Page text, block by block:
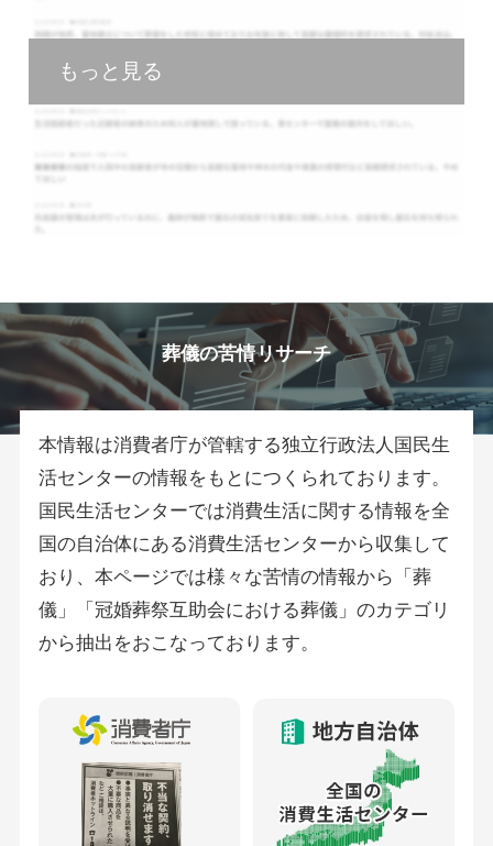
もっと見る
葬儀の苦情リサーチ
本情報は消費者庁が管轄する独立行政法人国民生
活センターの情報をもとにつくられております。
国民生活センターでは消費生活に関する情報を全
国の自治体にある消費生活センターから収集して
おり、本ページでは様々な苦情の情報から「葬
儀」「冠婚葬祭互助会における葬儀」のカテゴリ
から抽出をおこなっております。